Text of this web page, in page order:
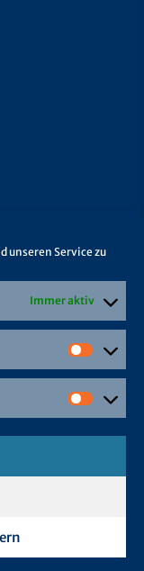
unseren Service zu
Immer aktiv